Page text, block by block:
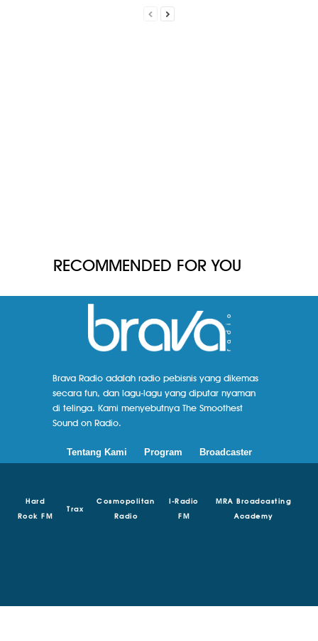
RECOMMENDED FOR YOU
Brava Radio adalah radio pebisnis yang dikemas
secara fun, dan lagu-lagu yang diputar nyaman
di telinga. Kami menyebutnya The Smoothest
Sound on Radio.
Tentang Kami Program Broadcaster
Hard
Rock FM
Trax
Cosmopolitan
Radio
I-Radio
FM
MRA Broadcasting
Academy